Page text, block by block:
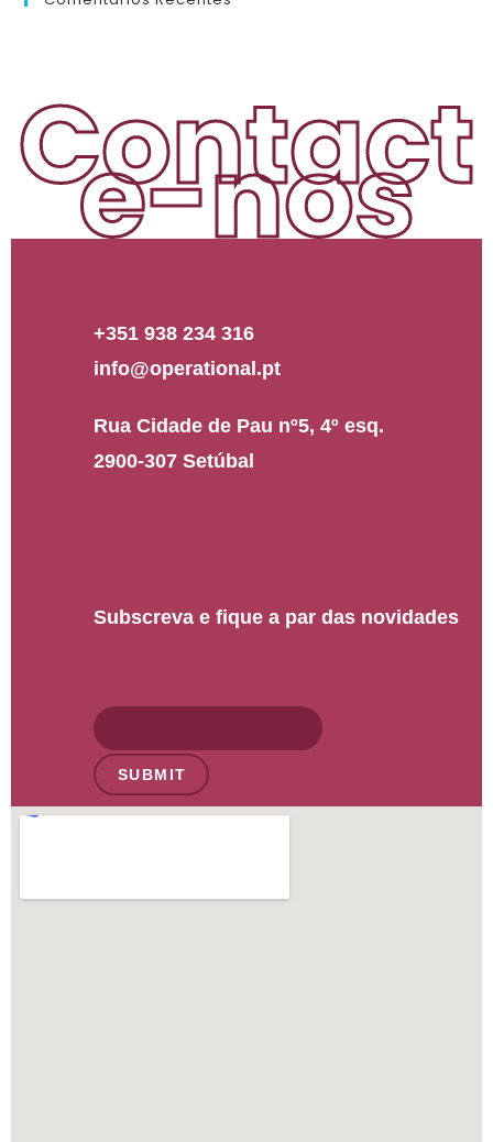
Contact
e-nos
+351 938 234 316
info@operational.pt
Rua Cidade de Pau nº5, 4º esq.
2900-307 Setúbal
Subscreva e fique a par das novidades